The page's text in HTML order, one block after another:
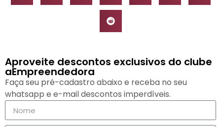
Aproveite descontos exclusivos do clube
aEmpreendedora
Faça seu pré-cadastro abaixo e receba no seu
whatsapp e e-mail descontos imperdíveis.